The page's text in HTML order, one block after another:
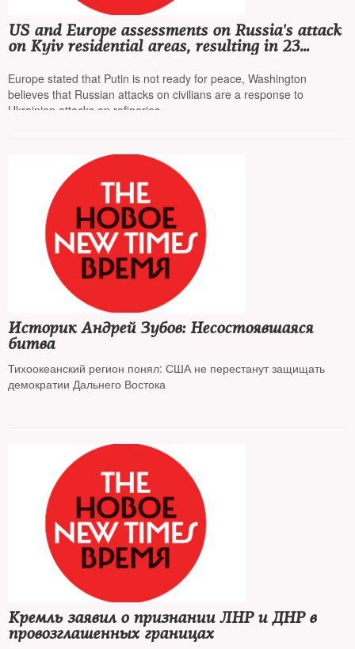
US and Europe assessments on Russia's attack
on Kyiv residential areas, resulting in 23
Europe stated that Putin is not ready for peace, Washington
believes that Russian attacks on civilians are a response to
Ukrainian attacks on refineries
Историк Андрей Зубов: Несостоявшаяся
битва
Тихоокеанский регион понял: США не перестанут защищать
демократии Дальнего Востока
Кремль заявил о признании ЛНР и ДНР в
провозглашенных границах